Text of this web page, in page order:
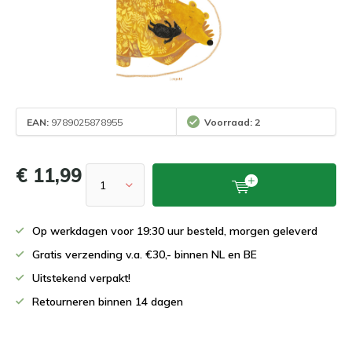
EAN: 9789025878955 Voorraad: 2
€ 11,99
Op werkdagen voor 19:30 uur besteld, morgen geleverd
Gratis verzending v.a. €30,- binnen NL en BE
Uitstekend verpakt!
Retourneren binnen 14 dagen